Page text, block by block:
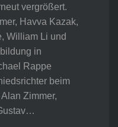
vergrößert.
Havva Kazak,
William Li und
in
Rappe
beim
Zimmer,